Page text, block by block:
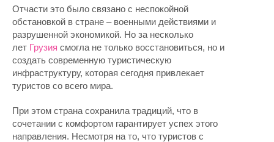
Отчасти это было связано с неспокойной
обстановкой в стране – военными действиями и
разрушенной экономикой. Но за несколько
лет Грузия смогла не только восстановиться, но и
создать современную туристическую
инфраструктуру, которая сегодня привлекает
туристов со всего мира.
При этом страна сохранила традиций, что в
сочетании с комфортом гарантирует успех этого
направления. Несмотря на то, что туристов с